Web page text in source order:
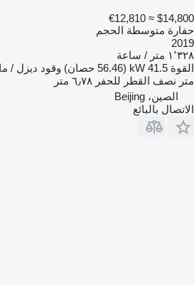
$14,800
≈ €12,810
حفارة متوسطة الحجم
2019
١٬٣٢٨ متر / ساعة
القوة 41.5 kW (56.46 حصان) وقود ديزل /
متر نصف القطر للحفر ٦٫٧٨ متر
الصين، Beijing
الاتصال بالبائع